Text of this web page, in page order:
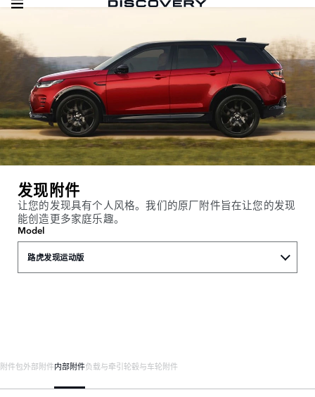
发现附件
让您的发现具有个人风格。我们的原厂附件旨在让您的发现
能创造更多家庭乐趣。
Model
路虎发现运动版
附件包外部附件内部附件负载与牵引轮毂与车轮附件